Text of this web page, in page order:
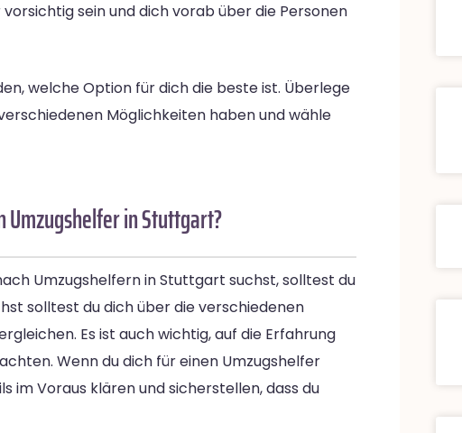
sein und dich vorab über die Personen
welche Option für dich die beste ist. Überlege
Möglichkeiten haben und wähle
in Stuttgart?
Umzugshelfern in Stuttgart suchst, solltest du
solltest du dich über die verschiedenen
Es ist auch wichtig, auf die Erfahrung
Wenn du dich für einen Umzugshelfer
im Voraus klären und sicherstellen, dass du